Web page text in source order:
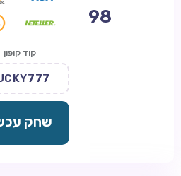
98
קוד קופון
שחק